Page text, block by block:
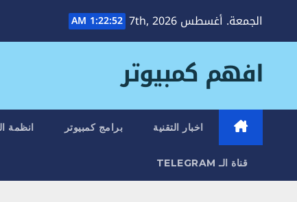
الجمعة. أغسطس 7th, 2026 1:22:53 AM
افهم كمبيوتر
اخبار التقنية برامج كمبيوتر انظمة
قناة الـ TELEGRAM